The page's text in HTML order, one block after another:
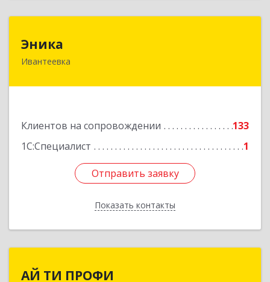
Эника
Ивантеевка
Клиентов на сопровождении
133
1С:Специалист
1
Отправить заявку
Показать контакты
141280, Московская обл, г.о. Пушкинский,
Отправить заявку
Назад
АЙ ТИ ПРОФИ